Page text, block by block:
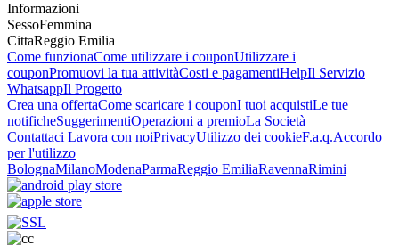
Informazioni
SessoFemmina
CittaReggio Emilia
Come funzionaCome utilizzare i couponUtilizzare i
couponPromuovi la tua attivitàCosti e pagamentiHelpIl Servizio
WhatsappIl Progetto
Crea una offertaCome scaricare i couponI tuoi acquistiLe tue
notificheSuggerimentiOperazioni a premioLa Società
Contattaci Lavora con noiPrivacyUtilizzo dei cookieF.a.q.Accordo
per l'utilizzo
BolognaMilanoModenaParmaReggio EmiliaRavennaRimini